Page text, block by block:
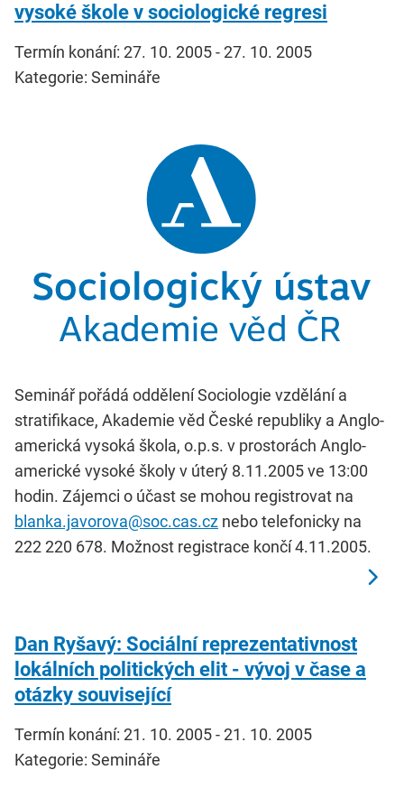
vysoké škole v sociologické regresi
Termín konání: 27. 10. 2005 - 27. 10. 2005
Kategorie: Semináře
Seminář pořádá oddělení Sociologie vzdělání a
stratifikace, Akademie věd České republiky a Anglo-
americká vysoká škola, o.p.s. v prostorách Anglo-
americké vysoké školy v úterý 8.11.2005 ve 13:00
hodin. Zájemci o účast se mohou registrovat na
blanka.javorova@soc.cas.cz nebo telefonicky na
222 220 678. Možnost registrace končí 4.11.2005.
Dan Ryšavý: Sociální reprezentativnost
lokálních politických elit - vývoj v čase a
otázky související
Termín konání: 21. 10. 2005 - 21. 10. 2005
Kategorie: Semináře